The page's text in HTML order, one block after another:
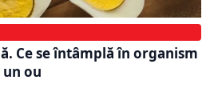
Ce se întâmplă în organism
ou